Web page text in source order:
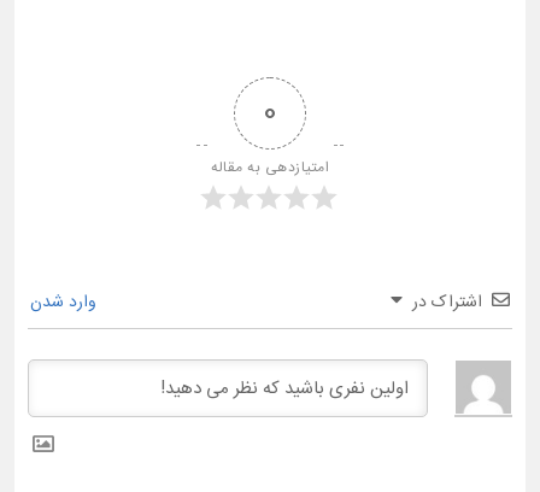
0
امتیازدهی به مقاله
اشتراک در وارد شدن